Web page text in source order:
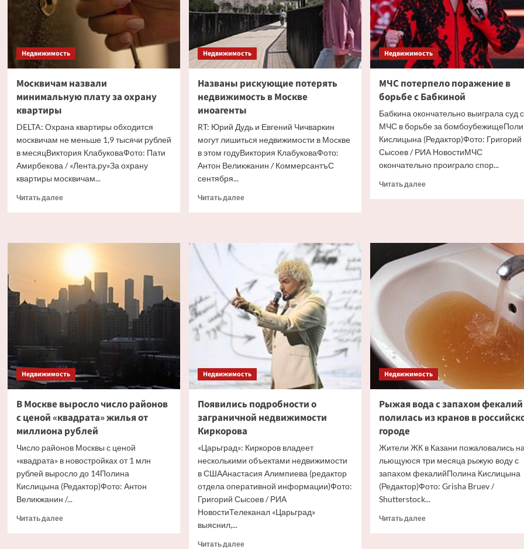
Недвижимость
Москвичам назвали
минимальную плату за охрану
квартиры
DELTA: Охрана квартиры обходится
москвичам не меньше 1,9 тысячи рублей
в месяцВиктория КлабуковаФото: Пати
Амирбекова / «Лента.ру»За охрану
квартиры москвичам...
Читать далееПрочитать
минимальную
за
охрану
квартиры
Недвижимость
Названы рискующие потерять
недвижимость в Москве
иноагенты
RT: Юрий Дудь и Евгений Чичваркин
могут лишиться недвижимости в Москве
в этом годуВиктория КлабуковаФото:
Антон Великжанин / КоммерсантъС
сентября...
Читать далееПрочитать
недвижимость
Москве
иноагенты
Недвижимость
МЧС потерпело поражение в
борьбе с Бабкиной
Бабкина окончательно выиграла суд с
МЧС в борьбе за
Кислицына (Редактор)Фото: Григорий
Сысоев / РИА НовостиМЧС
окончательно проиграло спор...
Читать далееПрочитать
в
борьбе
Недвижимость
В Москве выросло число районов
с ценой «квадрата» жилья от
миллиона рублей
Число районов Москвы с ценой
«квадрата» в новостройках от 1 млн
рублей выросло до 14Полина
Кислицына (Редактор)Фото: Антон
Великжанин /...
Читать далееПрочитать
Недвижимость
Появились подробности о
заграничной недвижимости
Киркорова
«Царьград»: Киркоров владеет
несколькими объектами недвижимости
в СШААнастасия Алимпиева (редактор
отдела оперативной информации)Фото:
Григорий Сысоев / РИА
НовостиТелеканал «Царьград»
выяснил,...
Читать далееПрочитать
Недвижимость
Рыжая вода с запахом фекалий
полилась из кранов в
городе
Жители ЖК в Казани пожаловались
льющуюся три месяца рыжую воду с
запахом фекалийПолина Кислицына
(Редактор)Фото: Grisha Bruev /
Shutterstock...
Читать далееПрочитать